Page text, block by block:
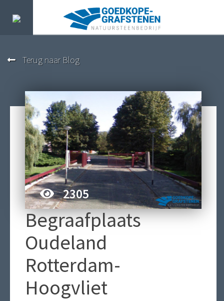
Terug naar Blog
2305
Begraafplaats
Oudeland
Rotterdam-
Hoogvliet